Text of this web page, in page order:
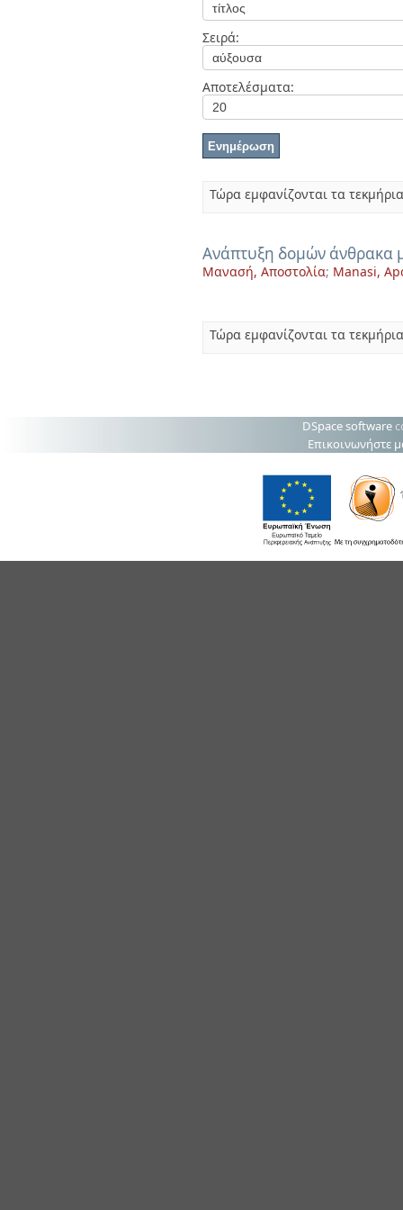
Σειρά:
Αποτελέσματα:
Τώρα εμφανίζονται τα
Ανάπτυξη δομών άνθρακα
Μανασή, Αποστολία; Manasi,
Τώρα εμφανίζονται τα
DSpace software
Επικοινωνήστε